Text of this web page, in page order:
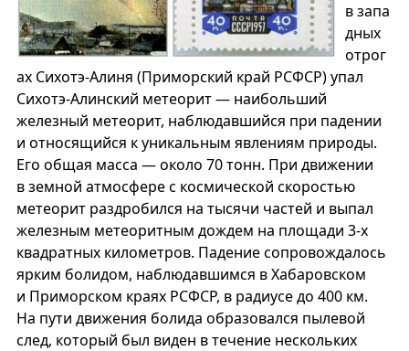
в запа
дных
отрог
ах Сихотэ-Алиня (Приморский край РСФСР) упал
Сихотэ-Алинский метеорит — наибольший
железный метеорит, наблюдавшийся при падении
и относящийся к уникальным явлениям природы.
Его общая масса — около 70 тонн. При движении
в земной атмосфере с космической скоростью
метеорит раздробился на тысячи частей и выпал
железным метеоритным дождем на площади 3-х
квадратных километров. Падение сопровождалось
ярким болидом, наблюдавшимся в Хабаровском
и Приморском краях РСФСР, в радиусе до 400 км.
На пути движения болида образовался пылевой
след, который был виден в течение нескольких